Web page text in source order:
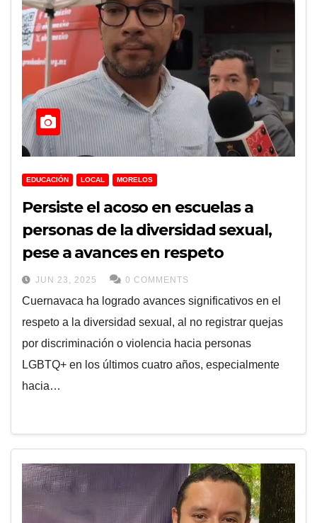
EDUCACIÓN LOCAL MORELOS
Persiste el acoso en escuelas a
personas de la diversidad sexual,
pese a avances en respeto
JUN 23, 2025 0 COMMENTS
Cuernavaca ha logrado avances significativos en el
respeto a la diversidad sexual, al no registrar quejas
por discriminación o violencia hacia personas
LGBTQ+ en los últimos cuatro años, especialmente
hacia…